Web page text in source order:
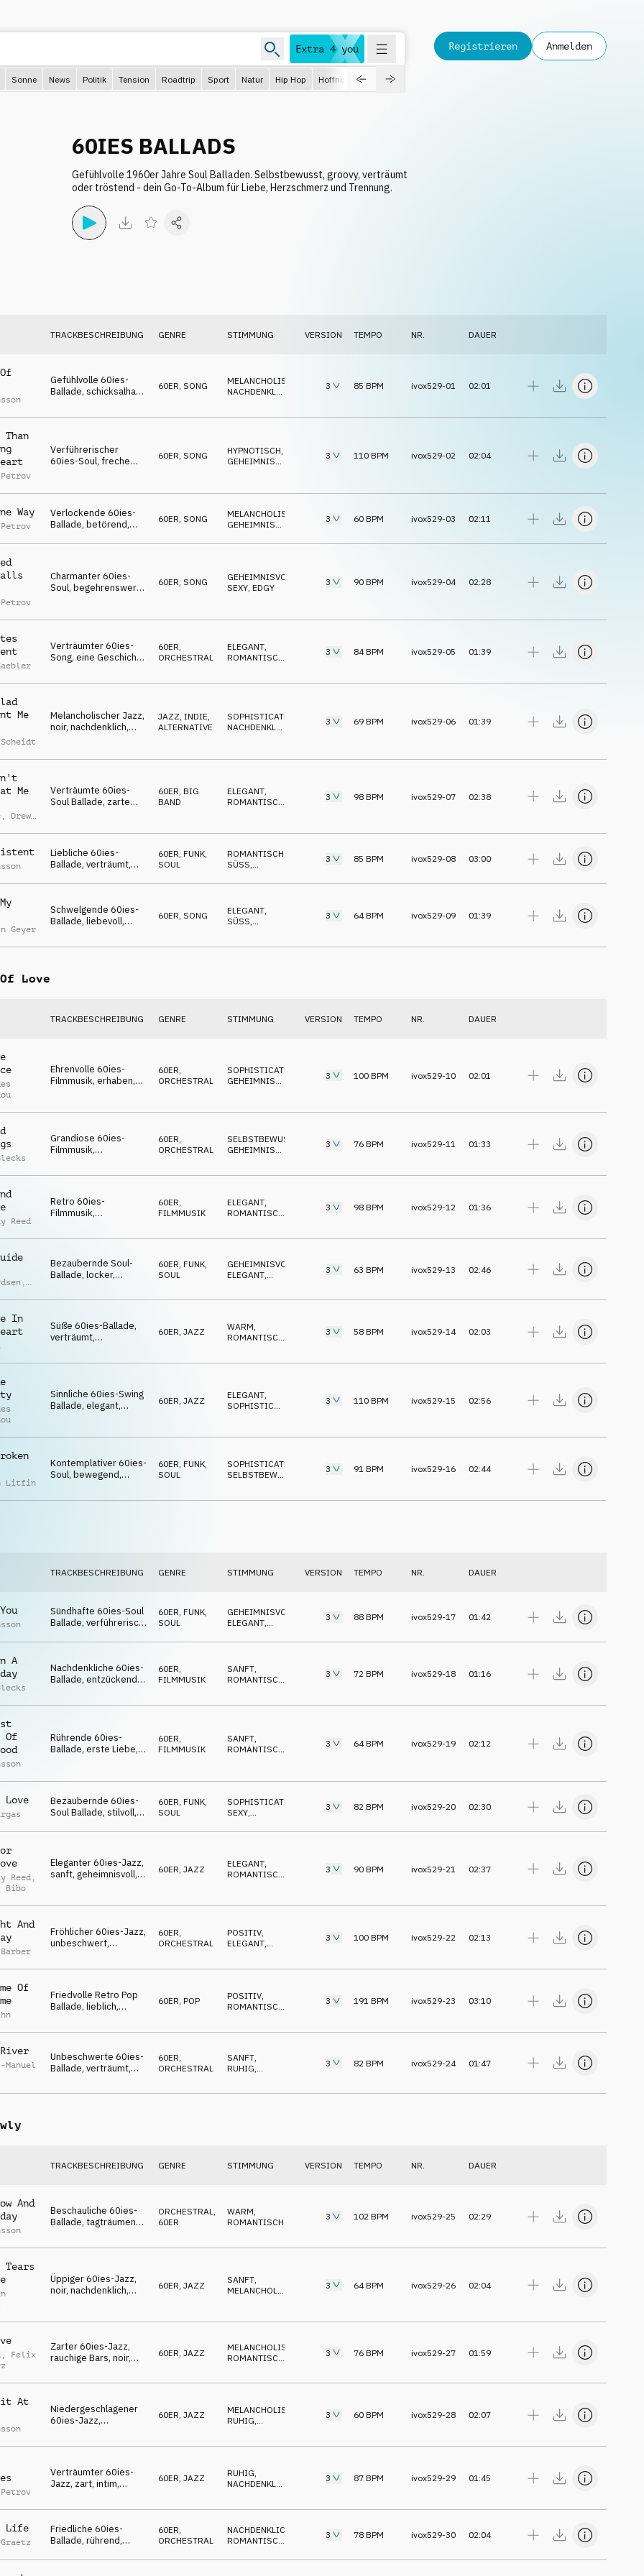
Extra 4 you
Sonne News Politik Tension Roadtrip Sport Natur Hip Hop Hoffnungsvoll Dokumentation
Registrieren Anmelden
60IES BALLADS
Gefühlvolle 1960er Jahre Soul Balladen. Selbstbewusst, groovy, verträumt
oder tröstend - dein Go-To-Album für Liebe, Herzschmerz und Trennung.
TRACKBESCHREIBUNG GENRE STIMMUNG VERSION TEMPO NR. DAUER
Gefühlvolle 60ies-
Ballade, schicksalhaft,
wehmütig,
60ER, SONG MELANCHOLISCH
NACHDENKLICH
3 85 BPM ivox529-01 02:01
Verführerischer
60ies-Soul, freche
60ER, SONG HYPNOTISCH
GEHEIMNISVOLL
3 110 BPM ivox529-02 02:04
Way
Verlockende 60ies-
Ballade, betörend,
sündhaft
60ER, SONG MELANCHOLISCH
GEHEIMNISVOLL
3 60 BPM ivox529-03 02:11
Charmanter 60ies-
Soul, begehrenswert,
elegant
60ER, SONG GEHEIMNISVOLL
SEXY EDGY 3 90 BPM ivox529-04 02:28
Verträumter 60ies-
Song, eine Geschichte
Gastronomie &
60ER
ORCHESTRAL
ELEGANT
ROMANTISCH
3 84BPM ivox529-05 01:39
Me
Melancholischer Jazz,
noir, nachdenklich,
JAZZ INDIE,
ALTERNATIVE
SOPHISTICATED
NACHDENKLICH
3 69 BPM ivox529-06 01:39
Me
, Drew
Verträumte 60ies-
Soul Ballade, zarte
60ER, BIG
BAND
ELEGANT,
ROMANTISCH
3 98 BPM ivox529-07 02:38
Liebliche 60ies-
Ballade, verträumt,
fürsorglich
60ER FUNK,
SOUL
ROMANTISCH
SÜSS
3 85 BPM ivox529-08 03:00
Geyer
Schwelgende 60ies-
Ballade, liebevoll,
sinnlich
60ER, SONG ELEGANT
SÜSS
3 64BPM ivox529-09 01:39
Love
TRACKBESCHREIBUNG GENRE STIMMUNG VERSION TEMPO NR. DAUER
Ehrenvolle 60ies-
Filmmusik, erhaben,
60ER,
ORCHESTRAL
SOPHISTICATED
GEHEIMNISVOLL
3 100 BPM ivox529-10 02:01
Grandiose 60ies-
Filmmusik,
selbstbewusst,
60ER
ORCHESTRAL
SELBSTBEWUSST
GEHEIMNISVOLL
3 76 BPM ivox529-11 01:33
Reed
Retro 60ies-
Filmmusik,
charmantes
anmutig
60ER
FILMMUSIK
ELEGANT
ROMANTISCH
3 98 BPM ivox529-12 01:36
,
Bezaubernde Soul-
Ballade, locker,
verführerisch
60ER, FUNK,
SOUL
GEHEIMNISVOLL
ELEGANT,
3 63 BPM ivox529-13 02:46
In
Süße 60ies-Ballade,
verträumt,
verwöhnend,
60ER, JAZZ WARM
ROMANTISCH
3 58 BPM ivox529-14 02:03
Sinnliche 60ies-Swing
Ballade, elegant,
Carlos Jobim
60ER JAZZ ELEGANT,
SOPHISTICATED
3 110 BPM ivox529-15 02:56
Litfin
Kontemplativer 60ies-
Soul, bewegend,
elegant
60ER FUNK,
SOUL
SOPHISTICATED
SELBSTBEWUSST
3 91 BPM ivox529-16 02:44
TRACKBESCHREIBUNG GENRE STIMMUNG VERSION TEMPO NR. DAUER
Sündhafte 60ies-Soul
Ballade, verführerisch,
zwielichtig, sanft
60ER FUNK,
SOUL
GEHEIMNISVOLL
ELEGANT
3 88 BPM ivox529-17 01:42
A
Nachdenkliche 60ies-
Ballade, entzückend,
verträumt, hinreißend
60ER
FILMMUSIK
SANFT
ROMANTISCH
3 72 BPM ivox529-18 01:16
Of
Rührende 60ies-
Ballade, erste Liebe,
60ER
FILMMUSIK
SANFT
ROMANTISCH
3 64BPM ivox529-19 02:12
Love
Bezaubernde 60ies-
Soul Ballade, stilvoll,
feurig
60ER FUNK,
SOUL
SOPHISTICATED
SEXY
3 82 BPM ivox529-20 02:30
Reed ,
Bibo
Eleganter 60ies-Jazz,
sanft, geheimnisvoll,
60ER JAZZ ELEGANT,
ROMANTISCH
3 90 BPM ivox529-21 02:37
And
Fröhlicher 60ies-Jazz,
unbeschwert,
Weihnachtsflair
60ER
ORCHESTRAL
POSITIV
ELEGANT
3 100 BPM ivox529-22 02:13
Of
Friedvolle Retro Pop
Ballade, lieblich,
frühlingshaft,
60ER, POP POSITIV
ROMANTISCH
3 191 BPM ivox529-23 03:10
Manuel
Unbeschwerte 60ies-
Ballade, verträumt,
friedlich, wohlfühlend
60ER,
ORCHESTRAL
SANFT,
RUHIG,
3 82 BPM ivox529-24 01:47
TRACKBESCHREIBUNG GENRE STIMMUNG VERSION TEMPO NR. DAUER
And
Beschauliche 60ies-
Ballade, tagträumend,
bezaubernd
ORCHESTRAL
60ER
WARM
ROMANTISCH
3 102 BPM ivox529-25 02:29
Üppiger 60ies-Jazz,
noir, nachdenklich,
60ER JAZZ SANFT,
MELANCHOLISCH
3 64BPM ivox529-26 02:04
, Felix
Zarter 60ies-Jazz,
rauchige Bars, noir,
sentimental
60ER JAZZ MELANCHOLISCH
ROMANTISCH
3 76 BPM ivox529-27 01:59
At
Niedergeschlagener
60ies-Jazz,
nachdenklich, ruhig,
60ER, JAZZ MELANCHOLISCH
RUHIG
3 60 BPM ivox529-28 02:07
Verträumter 60ies-
Jazz, zart, intim,
gefühlvoll
60ER, JAZZ RUHIG
NACHDENKLICH
3 87 BPM ivox529-29 01:45
Life
Friedliche 60ies-
Ballade, rührend,
phantasievoll
60ER
ORCHESTRAL
NACHDENKLICH
ROMANTISCH
3 78 BPM ivox529-30 02:04